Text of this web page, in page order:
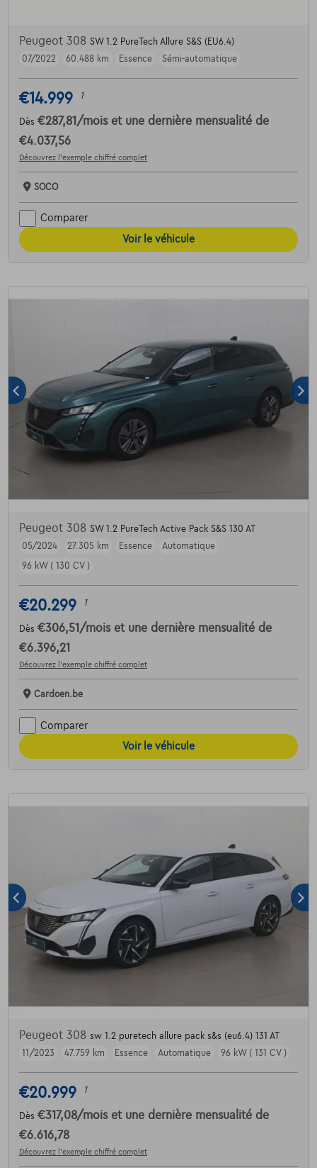
Peugeot 308 SW 1.2 PureTech Allure S&S (EU6.4)
07/2022
60.488 km Essence Sémi-automatique
€14.999 1
Dès €287,81 /mois et une dernière mensualité de
€4.037,56
Découvrez l’exemple chiffré complet
SOCO
Comparer
Voir le véhicule
Peugeot 308 SW 1.2 PureTech Active Pack S&S 130 AT
05/2024
27.305 km Essence
Automatique
96 kW ( 130 CV )
€20.299 1
Dès €306,51 /mois et une dernière mensualité de
€6.396,21
Découvrez l’exemple chiffré complet
Cardoen.be
Comparer
Voir le véhicule
Peugeot 308 sw 1.2 puretech allure pack s&s (eu6.4) 131 AT
11/2023
47.759 km Essence Automatique 96 kW ( 131 CV )
€20.999 1
Dès €317,08/mois et une dernière mensualité de
€6.616,78
Découvrez l’exemple chiffré complet